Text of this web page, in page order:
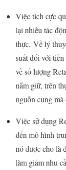
Việc tích cực
lại nhiều tác
thực. Về lý
suất đối với
về số lượng
nắm giữ, trên
nguồn cung mà
Việc sử dụng
đến mô hình
nó được cho là
làm giảm nhu